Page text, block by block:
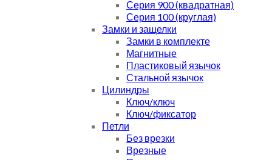
Серия 900 (квадратная)
Серия 100 (круглая)
Замки и защелки
Замки в комплекте
Магнитные
Пластиковый язычок
Стальной язычок
Цилиндры
Ключ/ключ
Ключ/фиксатор
Петли
Без врезки
Врезные